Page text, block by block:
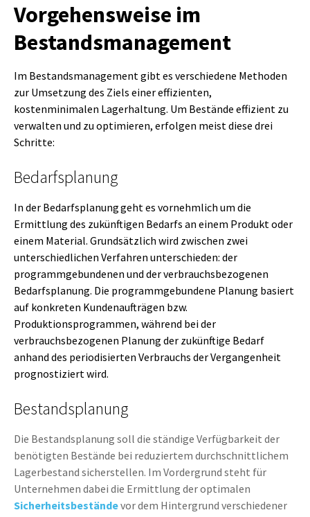
Vorgehensweise im
Bestandsmanagement
Im Bestandsmanagement gibt es verschiedene Methoden
zur Umsetzung des Ziels einer effizienten,
kostenminimalen Lagerhaltung. Um Bestände effizient zu
verwalten und zu optimieren, erfolgen meist diese drei
Schritte:
Bedarfsplanung
In der Bedarfsplanung geht es vornehmlich um die
Ermittlung des zukünftigen Bedarfs an einem Produkt oder
einem Material. Grundsätzlich wird zwischen zwei
unterschiedlichen Verfahren unterschieden: der
programmgebundenen und der verbrauchsbezogenen
Bedarfsplanung. Die programmgebundene Planung basiert
auf konkreten Kundenaufträgen bzw.
Produktionsprogrammen, während bei der
verbrauchsbezogenen Planung der zukünftige Bedarf
anhand des periodisierten Verbrauchs der Vergangenheit
prognostiziert wird.
Bestandsplanung
Die Bestandsplanung soll die ständige Verfügbarkeit der
benötigten Bestände bei reduziertem durchschnittlichem
Lagerbestand sicherstellen. Im Vordergrund steht für
Unternehmen dabei die Ermittlung der optimalen
Sicherheitsbeständevor dem Hintergrund verschiedener